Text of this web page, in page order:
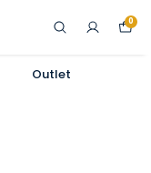
0
Outlet